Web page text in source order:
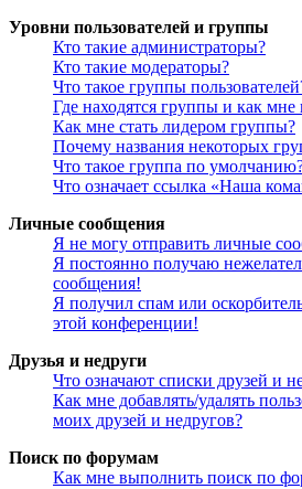
Уровни пользователей и группы
Кто такие администраторы?
Кто такие модераторы?
Что такое группы
Где находятся группы и как мне
Как мне стать лидером группы?
Почему названия некоторых
Что такое группа по
Что означает ссылка «Наша
Личные сообщения
Я не могу отправить личные
Я постоянно получаю
сообщения!
Я получил спам или
этой конференции!
Друзья и недруги
Что означают списки друзей и
Как мне добавлять/удалять
моих друзей и недругов?
Поиск по форумам
Как мне выполнить поиск по